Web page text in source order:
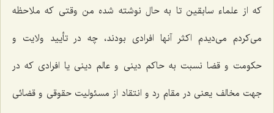
كه از علماء سابقین تا به حال نوشته شده من وقتی كه ملاحظه
می‌كردم می‌دیدم اكثر آنها افرادی بودند، چه در تأیید ولایت و
حكومت و قضا نسبت به حاكم دینی و عالم دینی یا افرادی كه در
جهت مخالف یعنی در مقام رد و انتقاد از مسئولیت حقوقی و قضائی